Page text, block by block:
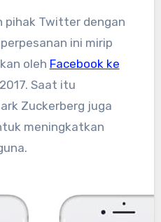
pihak Twitter dengan
ini mirip
oleh Facebook ke
Saat itu
Zuckerberg juga
meningkatkan